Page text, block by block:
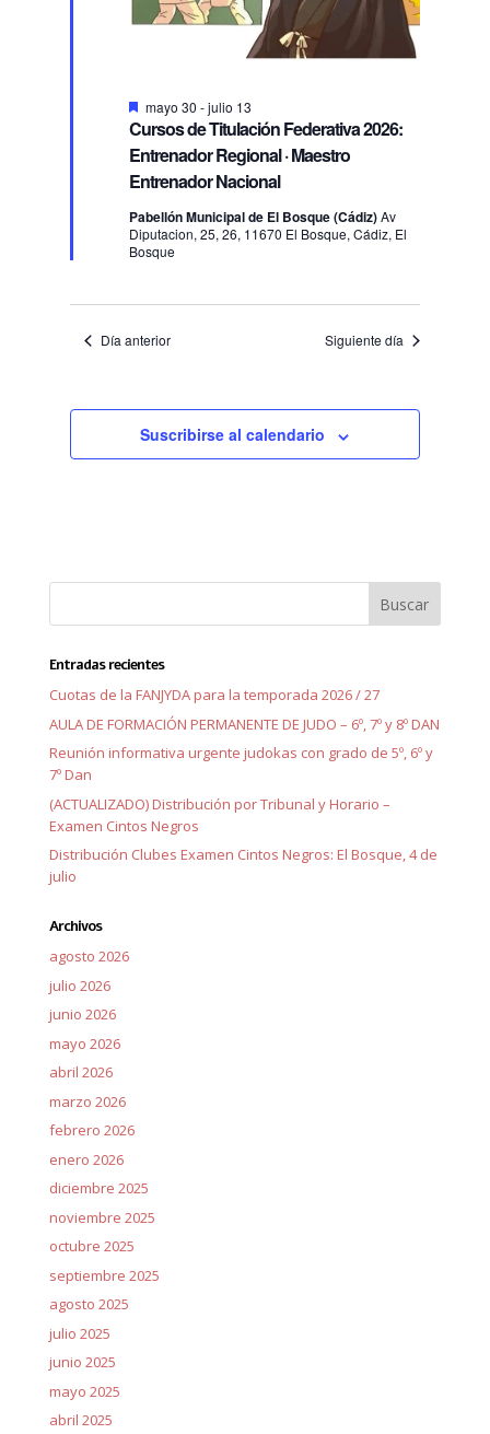
Cursos de Titulación Federativa 2026:
Entrenador Regional · Maestro
Entrenador Nacional
Destacado
mayo 30 -julio 13
Pabellón Municipal de El Bosque (Cádiz)Av
Diputacion, 25, 26, 11670 El Bosque, Cádiz, El
Bosque
Día anterior Siguiente día
Suscribirse al calendario
Entradas recientes
Cuotas de la FANJYDA para la temporada 2026 / 27
AULA DE FORMACIÓN PERMANENTE DE JUDO – 6º, 7º y 8º DAN
Reunión informativa urgente judokas con grado de 5º, 6º y
7º Dan
(ACTUALIZADO) Distribución por Tribunal y Horario –
Examen Cintos Negros
Distribución Clubes Examen Cintos Negros: El Bosque, 4 de
julio
Archivos
agosto 2026
julio 2026
junio 2026
mayo 2026
abril 2026
marzo 2026
febrero 2026
enero 2026
diciembre 2025
noviembre 2025
octubre 2025
septiembre 2025
agosto 2025
julio 2025
junio 2025
mayo 2025
abril 2025